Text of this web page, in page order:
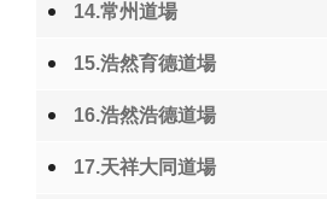
14.常州道場
15.浩然育德道場
16.浩然浩德道場
17.天祥大同道場